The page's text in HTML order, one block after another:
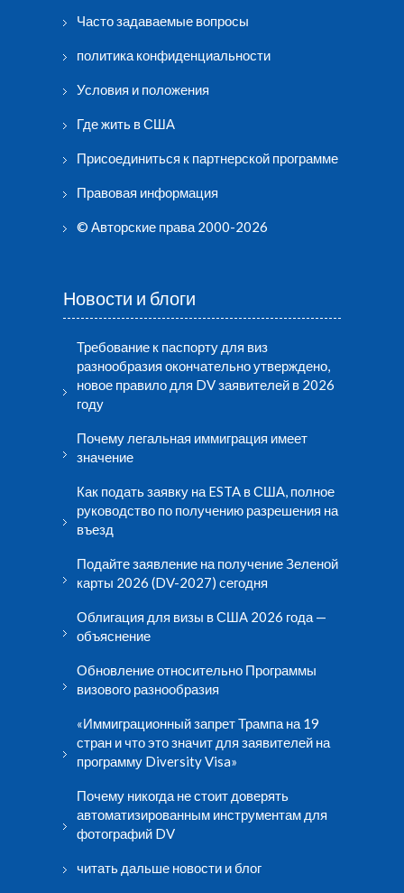
Часто задаваемые вопросы
политика конфиденциальности
Условия и положения
Где жить в США
Присоединиться к партнерской программе
Правовая информация
© Авторские права 2000-2026
Новости и блоги
Требование к паспорту для виз
разнообразия окончательно утверждено,
новое правило для DV заявителей в 2026
году
Почему легальная иммиграция имеет
значение
Как подать заявку на ESTA в США, полное
руководство по получению разрешения на
въезд
Подайте заявление на получение Зеленой
карты 2026 (DV-2027) сегодня
Облигация для визы в США 2026 года —
объяснение
Обновление относительно Программы
визового разнообразия
«Иммиграционный запрет Трампа на 19
стран и что это значит для заявителей на
программу Diversity Visa»
Почему никогда не стоит доверять
автоматизированным инструментам для
фотографий DV
читать дальше новости и блог